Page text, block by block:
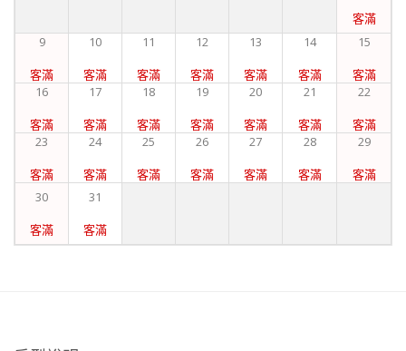
客滿
9
客滿
10
客滿
11
客滿
12
客滿
13
客滿
14
客滿
15
客滿
16
客滿
17
客滿
18
客滿
19
客滿
20
客滿
21
客滿
22
客滿
23
客滿
24
客滿
25
客滿
26
客滿
27
客滿
28
客滿
29
客滿
30
客滿
31
客滿